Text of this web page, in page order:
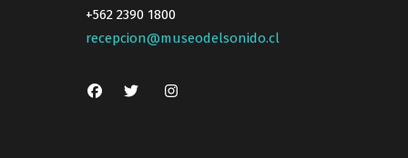
+562 2390 1800
recepcion@museodelsonido.cl